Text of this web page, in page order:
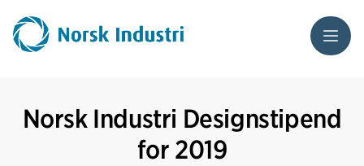
Meny
Norsk Industri Designstipend
for 2019